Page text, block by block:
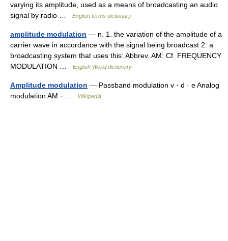
varying its amplitude, used as a means of broadcasting an audio
signal by radio …
English terms dictionary
amplitude modulation — n. 1. the variation of the amplitude of a
carrier wave in accordance with the signal being broadcast 2. a
broadcasting system that uses this: Abbrev. AM: Cf. FREQUENCY
MODULATION …
English World dictionary
Amplitude modulation — Passband modulation v · d · e Analog
modulation AM · …
Wikipedia